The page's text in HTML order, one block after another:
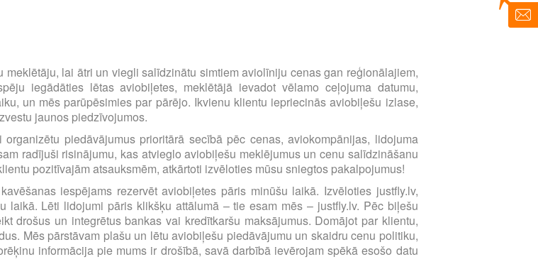
lai ātri un viegli salīdzinātu simtiem aviolīniju cenas gan reģionālajiem,
iegādāties lētas aviobiļetes, meklētājā ievadot vēlamo ceļojuma datumu,
un mēs parūpēsimies par pārējo. Ikvienu klientu iepriecinās aviobiļešu izlase,
jaunos piedzīvojumos.
piedāvājumus prioritārā secībā pēc cenas, aviokompānijas, lidojuma
radījuši risinājumu, kas atvieglo aviobiļešu meklējumus un cenu salīdzināšanu
pozitīvajām atsauksmēm, atkārtoti izvēloties mūsu sniegtos pakalpojumus!
iespējams rezervēt aviobiļetes pāris minūšu laikā. Izvēloties justfly.lv,
laikā. Lēti lidojumi pāris klikšķu attālumā – tie esam mēs – justfly.lv. Pēc biļešu
drošus un integrētus bankas vai kredītkaršu maksājumus. Domājot par klientu,
Mēs pārstāvam plašu un lētu aviobiļešu piedāvājumu un skaidru cenu politiku,
informācija pie mums ir drošībā, savā darbībā ievērojam spēkā esošo datu